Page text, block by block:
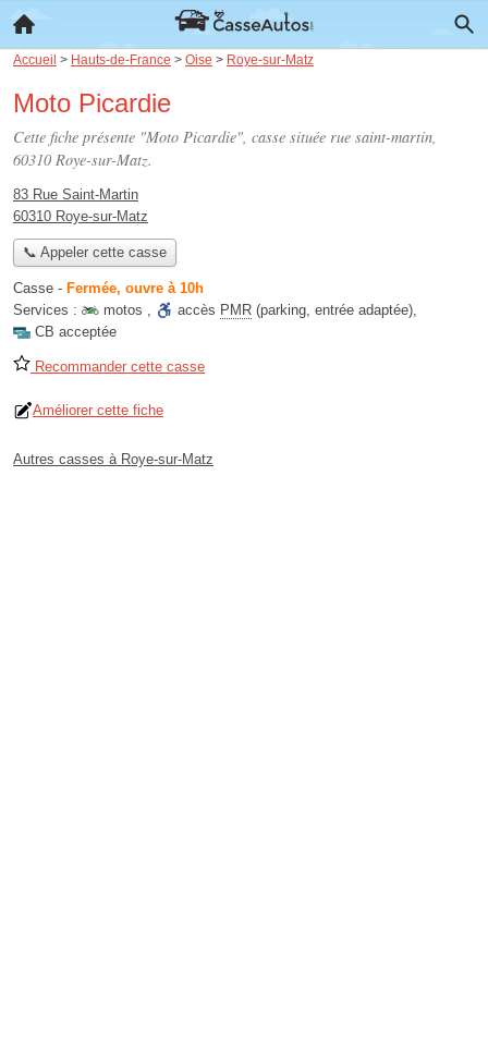
Accueil > Hauts-de-France > Oise > Roye-sur-Matz
Moto Picardie
Cette fiche présente "Moto Picardie", casse située rue saint-martin,
60310 Roye-sur-Matz.
83 Rue Saint-Martin
60310 Roye-sur-Matz
📞 Appeler cette casse
Casse - Fermée, ouvre à 10h
Services :
motos , accès PMR (parking, entrée adaptée),
CB acceptée
Recommander cette casse
Améliorer cette fiche
Autres casses à Roye-sur-Matz